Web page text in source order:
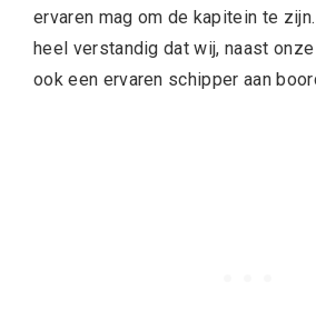
ervaren mag om de kapitein te
heel verstandig dat wij, naast
ook een ervaren schipper aan